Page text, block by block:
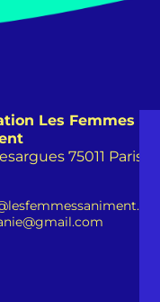
Les Femmes
75011 Paris -